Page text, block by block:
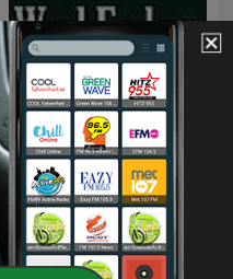
EastEnders Weekly:
Weekenders